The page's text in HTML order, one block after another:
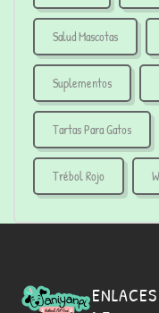
Salud Mascotas
Suplementos
Tartas Para Gatos
Trébol Rojo
ENLACES